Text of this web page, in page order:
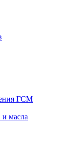
ГСМ
и масла